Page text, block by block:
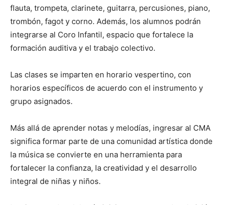
flauta, trompeta, clarinete, guitarra, percusiones, piano,
trombón, fagot y corno. Además, los alumnos podrán
integrarse al Coro Infantil, espacio que fortalece la
formación auditiva y el trabajo colectivo.
Las clases se imparten en horario vespertino, con
horarios específicos de acuerdo con el instrumento y
grupo asignados.
Más allá de aprender notas y melodías, ingresar al CMA
significa formar parte de una comunidad artística donde
la música se convierte en una herramienta para
fortalecer la confianza, la creatividad y el desarrollo
integral de niñas y niños.